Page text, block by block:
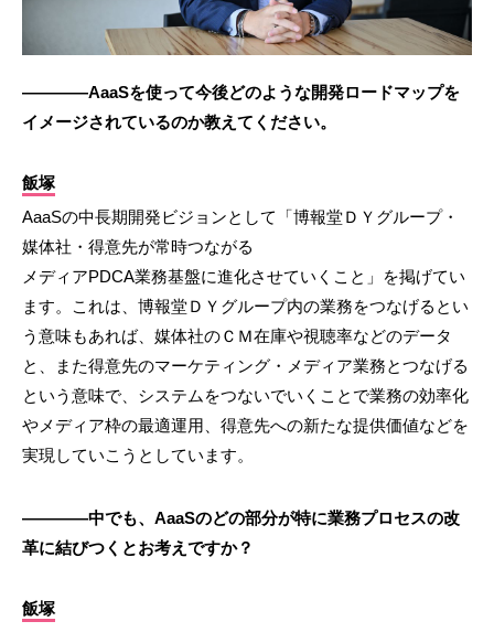
————AaaSを使って今後どのような開発ロードマップを
イメージされているのか教えてください。
飯塚
AaaSの中長期開発ビジョンとして「博報堂ＤＹグループ・
媒体社・得意先が常時つながる
メディアPDCA業務基盤に進化させていくこと」を掲げてい
ます。これは、博報堂ＤＹグループ内の業務をつなげるとい
う意味もあれば、媒体社のＣＭ在庫や視聴率などのデータ
と、また得意先のマーケティング・メディア業務とつなげる
という意味で、システムをつないでいくことで業務の効率化
やメディア枠の最適運用、得意先への新たな提供価値などを
実現していこうとしています。
————中でも、AaaSのどの部分が特に業務プロセスの改
革に結びつくとお考えですか？
飯塚